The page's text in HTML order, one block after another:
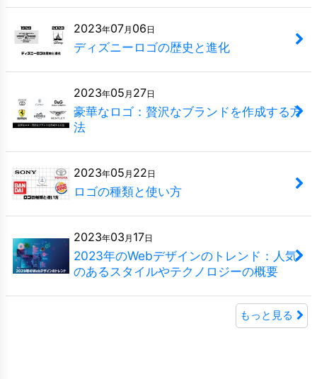
2023年07月 06日
ディズニーロゴの歴史と進化
2023年05 月 27日
豪華なロゴ：贅沢なブランドを作成する方
法
2023年05 月 22日
ロゴの種類と使い方
2023年03 月 17日
2023年のWebデザインのトレンド：人気
のあるスタイルやテクノロジーの概要
もっと見る